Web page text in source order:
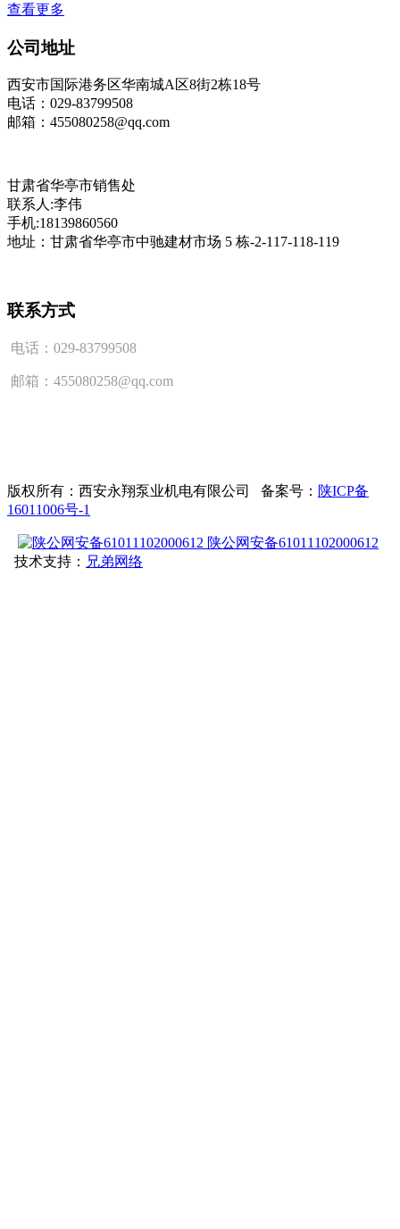
查看更多
公司地址
西安市国际港务区华南城A区8街2栋18号
电话：029-83799508
邮箱：455080258@qq.com
甘肃省华亭市销售处
联系人:李伟
手机:18139860560
地址：甘肃省华亭市中驰建材市场 5 栋-2-117-118-119
联系方式
电话：029-83799508
邮箱：455080258@qq.com
版权所有：西安永翔泵业机电有限公司 备案号： 陕ICP备
16011006号-1
陕公网安备61011102000612
技术支持： 兄弟网络